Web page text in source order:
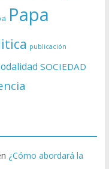
Papa
publicación
SOCIEDAD
¿Cómo abordará la